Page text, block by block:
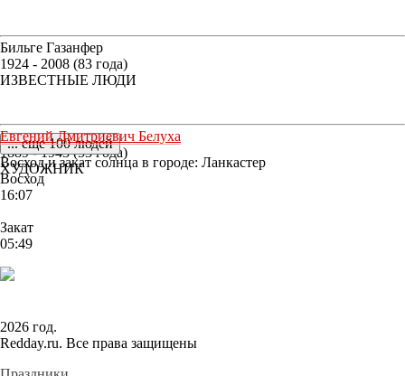
Бильге Газанфер
1924 - 2008 (83 года)
ИЗВЕСТНЫЕ ЛЮДИ
Евгений Дмитриевич Белуха
1889 - 1943 (53 года)
ХУДОЖНИК
... еще 100 людей
Восход и закат солнца в городе: Ланкастер
Восход
16:07
Закат
05:49
2026 год.
Redday.ru. Все права защищены